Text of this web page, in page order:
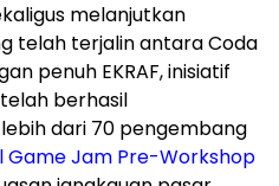
melanjutkan
telah terjalin antara Coda
penuh EKRAF, inisiatif
berhasil
dari 70 pengembang
Game Jam Pre-Workshop